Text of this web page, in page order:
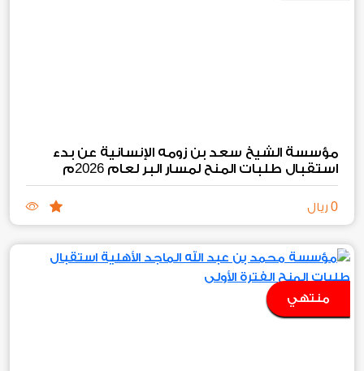
مؤسسة الشيخ سعد بن زومه الإنسانية عن بدء
استقبال طلبات المنح لمسار البر لعام 2026م
0 ريال
منتهي